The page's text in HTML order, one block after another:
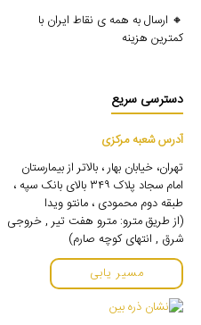
🔸 ارسال به همه ی نقاط ایران با
کمترین هزینه
دسترسی سریع
آدرس شعبه مرکزی
تهران، خیابان بهار ، بالاتر از بیمارستان
امام سجاد پلاک ۳۴۹ بالای بانک سپه ،
طبقه دوم محمودی ، مانتو ویدا
(از طریق مترو: مترو هفت تیر , خروجی
شرق , انتهای کوچه صارم)
مسیر یابی